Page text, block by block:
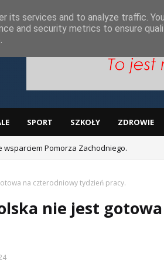
SPORT SZKOŁY ZDROWIE
wsparciem Pomorza Zachodniego.
na czterodniowy tydzień pracy.
nie jest
its services and to analyze traffic.
and security metrics to ensure